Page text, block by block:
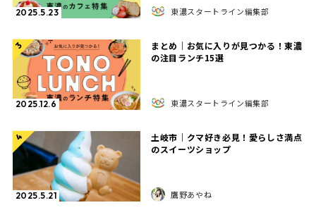
2025.5.23 東濃スタートライン編集部
3
2025.12.6
まとめ｜お気に入りが見つかる！東濃
の注目ランチ15選
東濃スタートライン編集部
4
2025.5.21
土岐市｜クマ好き必見！愛らしさ満点
のスイーツショップ
鷹野あやね